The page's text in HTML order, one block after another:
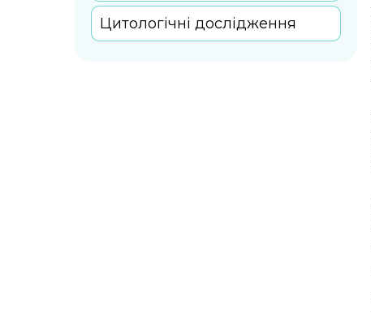
Цитологічні дослідження